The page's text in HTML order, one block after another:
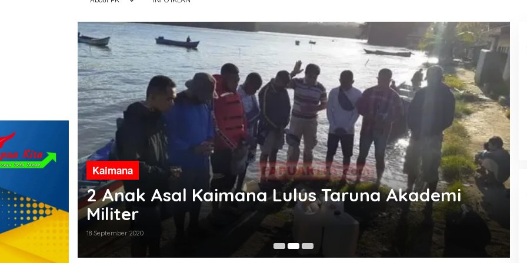
Kaimana
2 Anak Asal Kaimana Lulus Taruna Akademi
Militer
18 September 2020
KEMARAU, ANTARA SUNNATULLAH
DAN MUHASABAH
Di Religi 7 Agustus 2026